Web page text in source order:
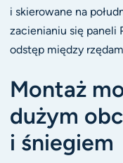
i skierowane na
zacienianiu się paneli
odstęp między
Montaż
dużym
i śniegiem